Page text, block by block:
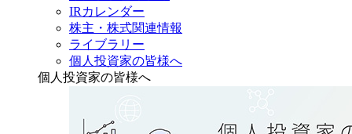
IRカレンダー
株主・株式関連情報
ライブラリー
個人投資家の皆様へ
個人投資家の皆様へ